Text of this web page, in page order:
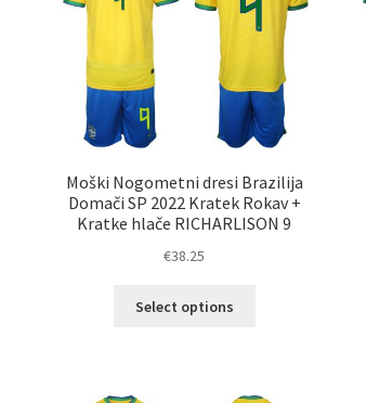
izberete
na
strani
izdelka
Moški Nogometni dresi Brazilija
Domači SP 2022 Kratek Rokav +
Kratke hlače RICHARLISON 9
€38.25
Select options
različic.